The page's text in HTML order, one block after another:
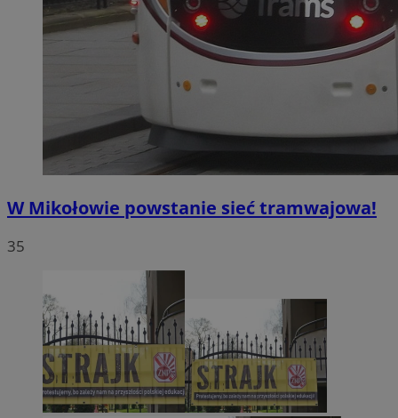
W Mikołowie powstanie sieć tramwajowa!
35